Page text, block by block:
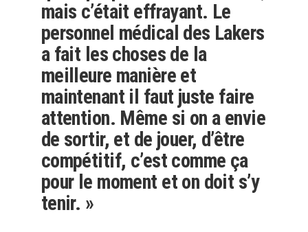
mais c’était effrayant. Le
personnel médical des Lakers
a fait les choses de la
meilleure manière et
maintenant il faut juste faire
attention. Même si on a envie
de sortir, et de jouer, d’être
compétitif, c’est comme ça
pour le moment et on doit s’y
tenir. »